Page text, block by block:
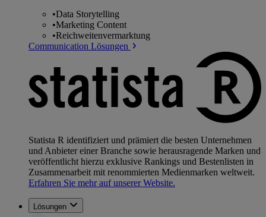
•Data Storytelling
•Marketing Content
•Reichweitenvermarktung
Communication Lösungen
Statista R identifiziert und prämiert die besten Unternehmen
und Anbieter einer Branche sowie herausragende Marken und
veröffentlicht hierzu exklusive Rankings und Bestenlisten in
Zusammenarbeit mit renommierten Medienmarken weltweit.
Erfahren Sie mehr auf unserer Website.
Lösungen